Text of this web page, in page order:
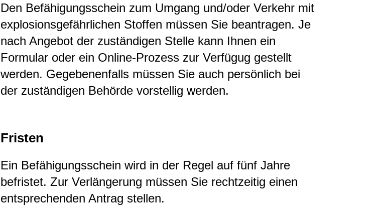
Den Befähigungsschein zum Umgang und/oder Verkehr mit
explosionsgefährlichen Stoffen müssen Sie beantragen. Je
nach Angebot der zuständigen Stelle kann Ihnen ein
Formular oder ein Online-Prozess zur Verfügug gestellt
werden. Gegebenenfalls müssen Sie auch persönlich bei
der zuständigen Behörde vorstellig werden.
Fristen
Ein Befähigungsschein wird in der Regel auf fünf Jahre
befristet. Zur Verlängerung müssen Sie rechtzeitig einen
entsprechenden Antrag stellen.